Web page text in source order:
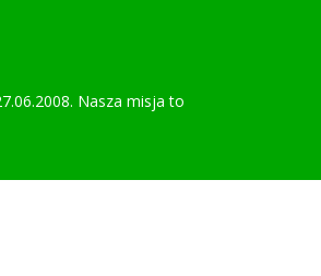
Nasza misja to